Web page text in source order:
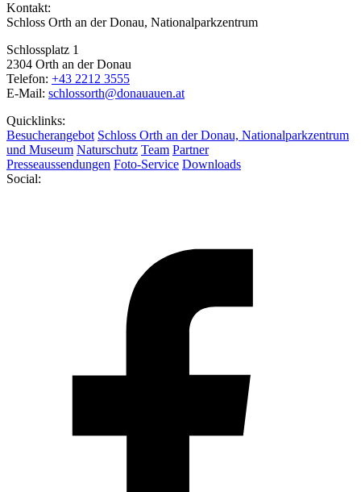
Kontakt:
Schloss Orth an der Donau, Nationalparkzentrum
Schlossplatz 1
2304 Orth an der Donau
Telefon: +43 2212 3555
E-Mail: schlossorth@donauauen.at
Quicklinks:
Besucherangebot Schloss Orth an der Donau, Nationalparkzentrum
und Museum Naturschutz Team Partner
Presseaussendungen Foto-Service Downloads
Social: